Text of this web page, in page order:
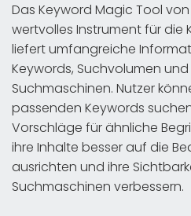
Das Keyword Magic Tool von
wertvolles Instrument für die
liefert umfangreiche
Keywords, Suchvolumen
Suchmaschinen. Nutzer
passenden Keywords
Vorschläge für ähnliche
ihre Inhalte besser auf die
ausrichten und ihre
Suchmaschinen verbessern.